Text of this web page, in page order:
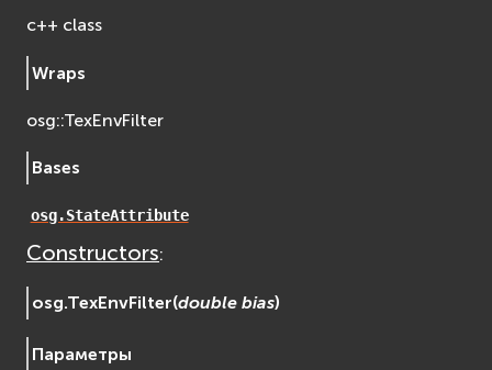
EVosgText
EVosgViewer
osgDB
osgGA
osgShadow
osgUtil
c++ class
Wraps
osg::TexEnvFilter
Bases
osg.StateAttribute
Constructors:
osg.TexEnvFilter(double bias)
Параметры